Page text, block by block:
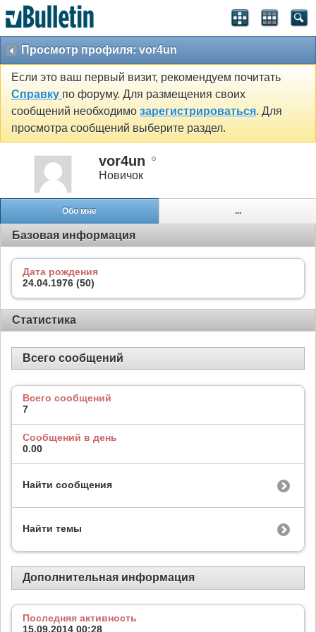
Просмотр профиля: vor4un
Если это ваш первый визит, рекомендуем почитать
Справку по форуму. Для размещения своих
сообщений необходимо зарегистрироваться. Для
просмотра сообщений выберите раздел.
vor4un
Новичок
Обо мне ...
Базовая информация
Дата рождения
24.04.1976 (50)
Статистика
Всего сообщений
Всего сообщений
7
Сообщений в день
0.00
Найти сообщения
Найти темы
Дополнительная информация
Последняя активность
15.09.2014 00:28